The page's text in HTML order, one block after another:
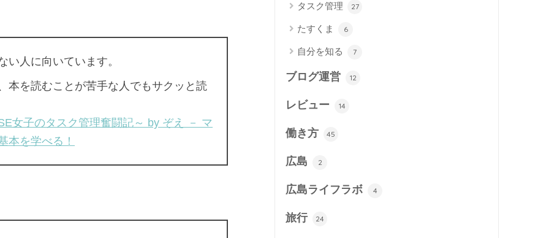
い人に向いています。
本を読むことが苦手な人でもサクッと読
女子のタスク管理奮闘記～ by ぞえ － マ
本を学べる！
タスク管理 27
たすくま 6
自分を知る 7
ブログ運営 12
レビュー 14
働き方 45
広島 2
広島ライフラボ 4
旅行 24